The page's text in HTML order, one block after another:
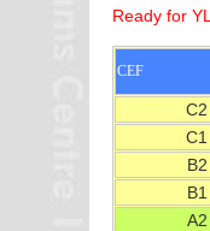
Ready for
CEF
C2
C1
B2
B1
A2